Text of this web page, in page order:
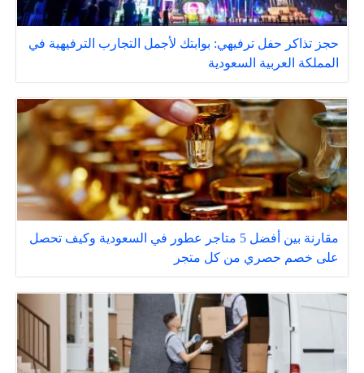
حجز تذاكر حفل ترفيهي: بوابتك لأجمل التجارب الترفيهية في
المملكة العربية السعودية
مقارنة بين أفضل 5 متاجر عطور في السعودية وكيف تحصل
على خصم حصري من كل متجر